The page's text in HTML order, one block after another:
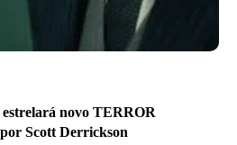
novo TERROR
Scott Derrickson